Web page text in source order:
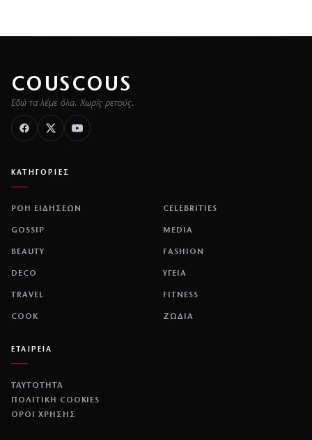
COUSCOUS
Εδώ τα λέμε όλα. Χωρίς ρετούς.
ΚΑΤΗΓΟΡΙΕΣ
ΡΟΗ ΕΙΔΗΣΕΩΝ CELEBRITIES
GOSSIP MEDIA
BEAUTY FASHION
DECO ΥΓΕΙΑ
TRAVEL FITNESS
COOK ΖΩΔΙΑ
ΕΤΑΙΡΕΙΑ
ΤΑΥΤΟΤΗΤΑ
ΠΟΛΙΤΙΚΉ COOKIES
ΌΡΟΙ ΧΡΉΣΗΣ